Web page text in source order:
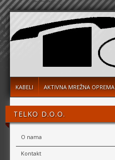
KABELI AKTIVNA MREŽNA OPREMA
TELKO D.O.O.
O nama
Kontakt